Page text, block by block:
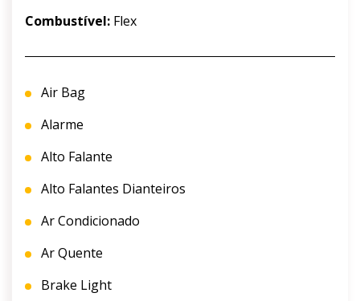
Combustível: Flex
Air Bag
Alarme
Alto Falante
Alto Falantes Dianteiros
Ar Condicionado
Ar Quente
Brake Light